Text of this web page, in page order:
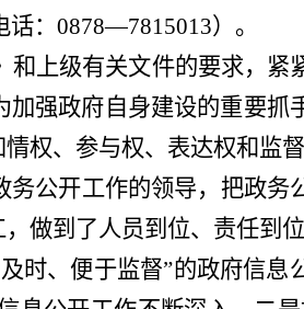
话： 0878—7815013）。
和上级有关文件的要求，紧
强政府自身建设的重要抓
权、参与权、表达权和监督
公开工作的领导，把政务
做到了人员到位、责任到位
时、便于监督”的政府信息